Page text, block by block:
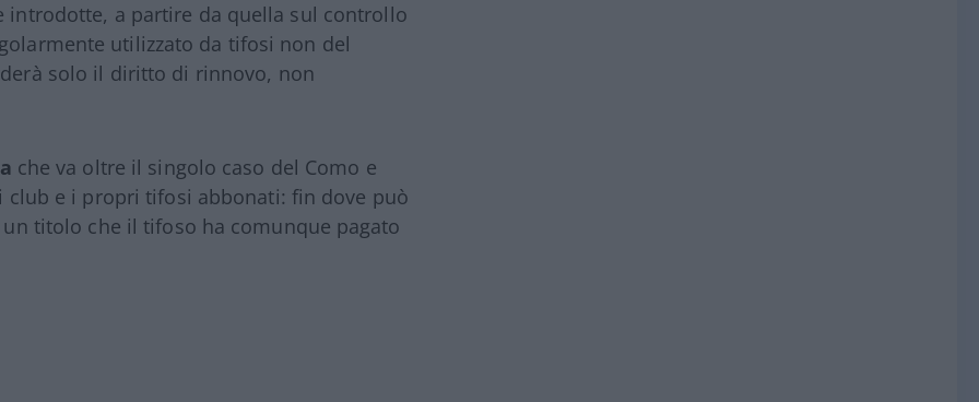
introdotte, a partire da quella sul controllo
utilizzato da tifosi non del
solo il diritto di rinnovo, non
che va oltre il singolo caso del Como e
e i propri tifosi abbonati: fin dove può
titolo che il tifoso ha comunque pagato